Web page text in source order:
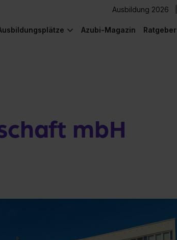
Ausbildung 2026
Azubi-Magazin Ratgeber
mbH